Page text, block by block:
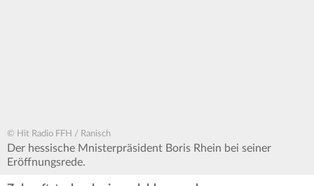
© Hit Radio FFH / Ranisch
Der hessische Mnisterpräsident Boris Rhein bei seiner
Eröffnungsrede.